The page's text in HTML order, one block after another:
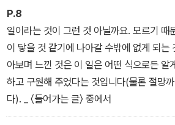
더불어 성실하고 단단하게 일하는 n명의 카
은 ‘일에 관한 다양한 답’도 수록했다. 카피
는 한 문장은 무엇일지, 일을 하며 힘들게
엇일지 등 한 시대를 함께 건너고 있는 동료
머 섞인 제각각의 답변을 들어보자.
P.8
일이라는 것이 그런 것 아닐까요. 모르기 때
이 닿을 것 같기에 나아갈 수밖에 없게 되는
아보며 느낀 것은 이 일은 어떤 식으로든 알
하고 구원해 주었다는 것입니다(물론 절망
다). _ 〈들어가는 글〉 중에서